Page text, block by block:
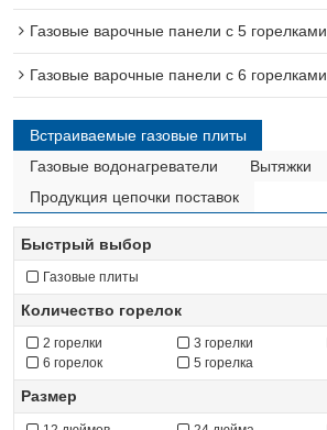
Газовые варочные панели с 5 горелками
Газовые варочные панели с 6 горелками
Встраиваемые газовые плиты
Газовые водонагреватели
Вытяжки
Продукция цепочки поставок
Быстрый выбор
Газовые плиты
Количество горелок
2 горелки 3 горелки
6 горелок
5 горелка
Размер